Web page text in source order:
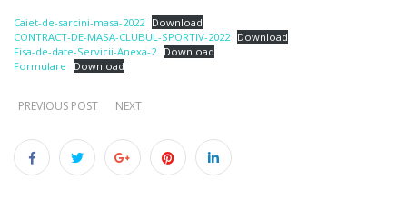
Caiet-de-sarcini-masa-2022 Download
CONTRACT-DE-MASA-CLUBUL-SPORTIV-2022 Download
Fisa-de-date-Servicii-Anexa-2 Download
Formulare
Download
PREVIOUS POST NEXT